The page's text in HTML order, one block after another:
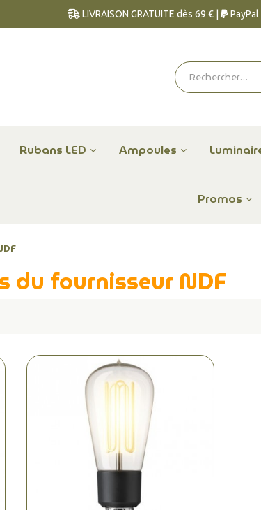
LIVRAISON GRATUITE dès 69 € | PayPal
Rubans LED Ampoules
Promos
du fournisseur NDF